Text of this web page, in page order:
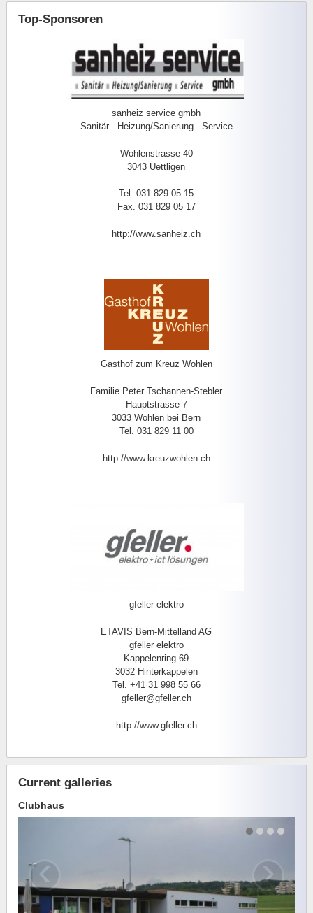
Top-Sponsoren
sanheiz service gmbh
Sanitär - Heizung/Sanierung - Service
Wohlenstrasse 40
3043 Uettligen
Tel. 031 829 05 15
Fax. 031 829 05 17
http://www.sanheiz.ch
Gasthof zum Kreuz Wohlen
Familie Peter Tschannen-Stebler
Hauptstrasse 7
3033 Wohlen bei Bern
Tel. 031 829 11 00
http://www.kreuzwohlen.ch
gfeller elektro
ETAVIS Bern-Mittelland AG
gfeller elektro
Kappelenring 69
3032 Hinterkappelen
Tel. +41 31 998 55 66
gfeller@gfeller.ch
http://www.gfeller.ch
Current galleries
Clubhaus
‹ ›